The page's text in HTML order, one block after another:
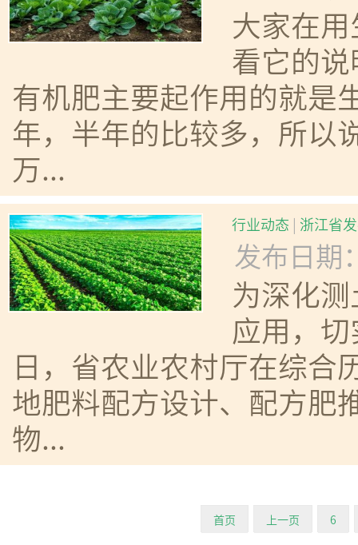
大家在
看它的
有机肥主要起作用的就是
年，半年的比较多，所以
万...
行业动态 | 浙江省
发布日期
为深化
应用，
日，省农业农村厅在综合
地肥料配方设计、配方肥
物...
首页 上一页 6